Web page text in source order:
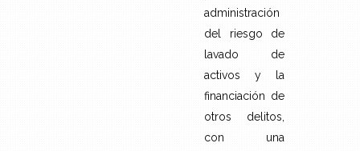
administración
del riesgo de
lavado de
activos y la
financiación de
otros delitos,
con una